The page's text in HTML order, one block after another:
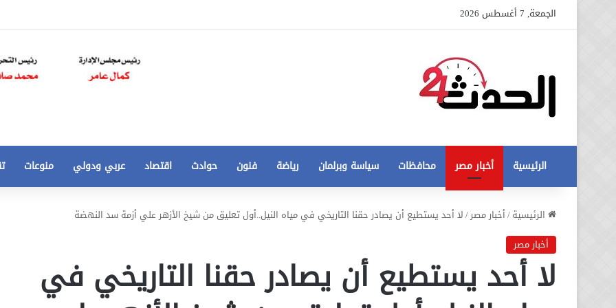
الجمعة, 7 أغسطس 2026
الرئيسية أخبار مصر محافظات سياسة وبرلمان رياضة فنون حوادث اقتصاد عربي ودولي منوعات
الرئيسية/أخبار مصر/لا أحد يستطيع أن يصادر حقنا التاريخي في مياه النيل..أول تعليق من شيخ الأزهر علي أزمة سد النهضة
أخبار مصر
لا أحد يستطيع أن يصادر حقنا التاريخي في
عاجل
أزمة
مخالفات
البناء
12 أغسطس، 2020
عاجل تطورات جديدة في أزمة مخالفات
تخفيض
250
الي
50
تخفيض سعر المتر من 250 الي 50 جنيها